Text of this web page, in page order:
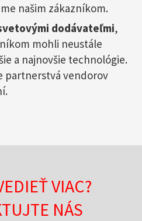
našim zákazníkom.
dodávateľmi,
mohli neustále
a najnovšie technológie.
partnerstvá vendorov
VIAC?
NÁS